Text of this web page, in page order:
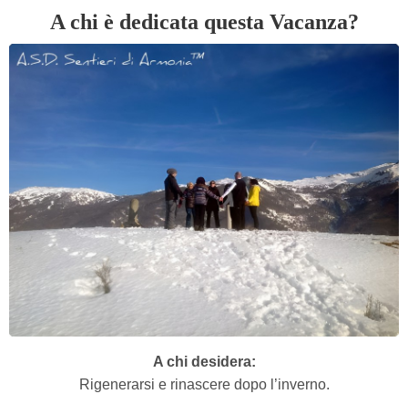
A chi è dedicata questa Vacanza?
A chi desidera:
Rigenerarsi e rinascere dopo l’inverno.